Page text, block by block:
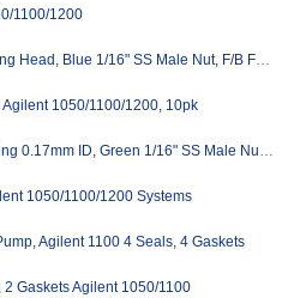
1100/1200
Tubing Valve to Metering Head, Blue 1/16" SS Male Nut, F/B Ferrule Set 1/16" Rheodyne Male Nut
1050/1100/1200, 10pk
Seat Capillary SS Tubing 0.17mm ID, Green 1/16" SS Male Nut, F/B Ferrule Set 1/16" Rheodyne Male Nut
1050/1100/1200 Systems
Agilent 1100 4 Seals, 4 Gaskets
Gaskets Agilent 1050/1100